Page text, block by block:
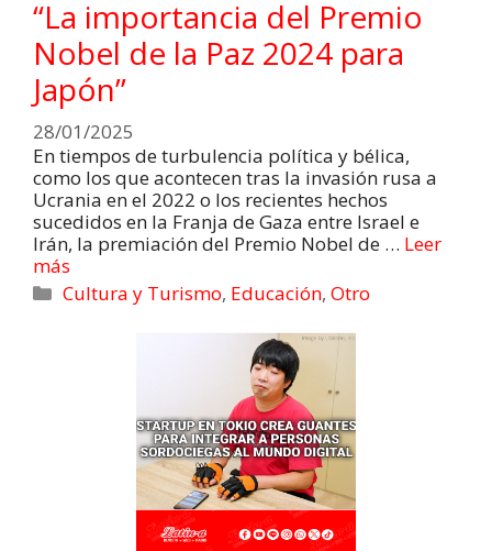
“La importancia del Premio
Nobel de la Paz 2024 para
Japón”
28/01/2025
En tiempos de turbulencia política y bélica,
como los que acontecen tras la invasión rusa a
Ucrania en el 2022 o los recientes hechos
sucedidos en la Franja de Gaza entre Israel e
Irán, la premiación del Premio Nobel de … Leer
más
Cultura y Turismo, Educación,Otro